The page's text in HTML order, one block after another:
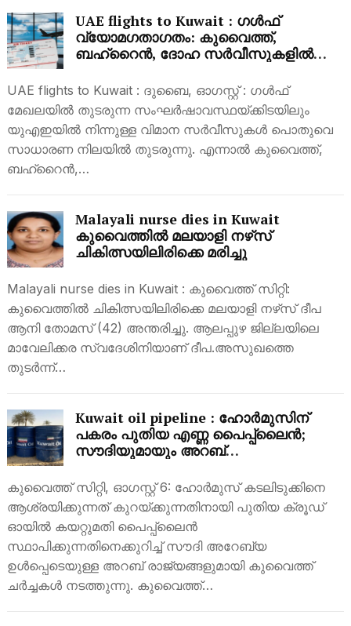
UAE flights to Kuwait : ഗൾഫ്
വ്യോമഗതാഗതം: കുവൈത്ത്,
ബഹ്റൈൻ, ദോഹ സർവീസുകളിൽ
പാലിക്കണം
UAE flights to Kuwait : ദുബൈ, ഓഗസ്റ്റ് : ഗൾഫ്
മേഖലയിൽ തുടരുന്ന സംഘർഷാവസ്ഥയ്ക്കിടയിലും
യുഎഇയിൽ നിന്നുള്ള വിമാന സർവീസുകൾ പൊതുവെ
സാധാരണ നിലയിൽ തുടരുന്നു. എന്നാൽ കുവൈത്ത്,
ബഹ്റൈൻ,…
Malayali nurse dies in Kuwait
കുവൈത്തിൽ മലയാളി നഴ്‌സ്
ചികിത്സയിലിരിക്കെ മരിച്ചു
Malayali nurse dies in Kuwait : കുവൈത്ത് സിറ്റി:
കുവൈത്തിൽ ചികിത്സയിലിരിക്കെ മലയാളി നഴ്‌സ് ദീപ
ആനി തോമസ് (42) അന്തരിച്ചു. ആലപ്പുഴ ജില്ലയിലെ
മാവേലിക്കര സ്വദേശിനിയാണ് ദീപ.അസുഖത്തെ
തുടർന്ന്…
Kuwait oil pipeline : ഹോർമുസിന്
പകരം പുതിയ എണ്ണ പൈപ്പ്‌ലൈൻ;
സൗദിയുമായും അറബ്
ചർച്ചയിൽ
കുവൈത്ത് സിറ്റി, ഓഗസ്റ്റ് 6: ഹോർമുസ് കടലിടുക്കിനെ
ആശ്രയിക്കുന്നത് കുറയ്ക്കുന്നതിനായി പുതിയ ക്രൂഡ്
ഓയിൽ കയറ്റുമതി പൈപ്പ്‌ലൈൻ
സ്ഥാപിക്കുന്നതിനെക്കുറിച്ച് സൗദി അറേബ്യ
ഉൾപ്പെടെയുള്ള അറബ് രാജ്യങ്ങളുമായി കുവൈത്ത്
ചർച്ചകൾ നടത്തുന്നു. കുവൈത്ത്…